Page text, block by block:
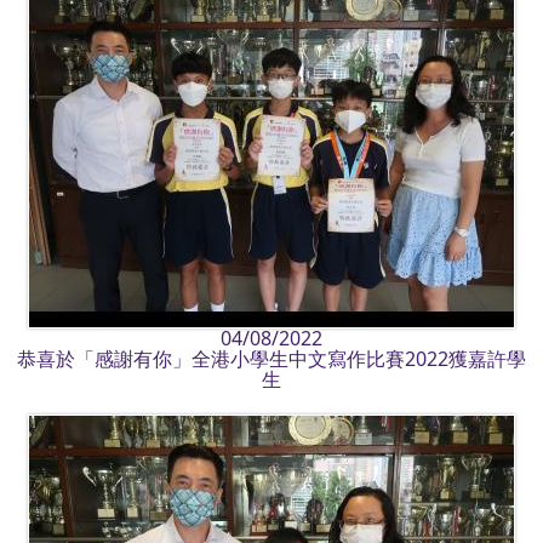
04/08/2022
恭喜於「感謝有你」全港小學生中文寫作比賽2022獲嘉許學
生